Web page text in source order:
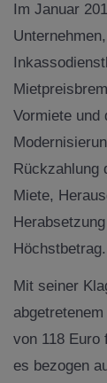
Im Januar
Vormiete und
Rückzahlung
Miete,
Höchstbetrag.
Mit seiner
von 118 Euro
es bezogen